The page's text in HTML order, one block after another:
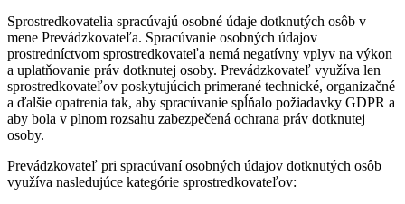
Sprostredkovatelia spracúvajú osobné údaje dotknutých osôb v
mene Prevádzkovateľa. Spracúvanie osobných údajov
prostredníctvom sprostredkovateľa nemá negatívny vplyv na výkon
a uplatňovanie práv dotknutej osoby. Prevádzkovateľ využíva len
sprostredkovateľov poskytujúcich primerané technické, organizačné
a ďalšie opatrenia tak, aby spracúvanie spĺňalo požiadavky GDPR a
aby bola v plnom rozsahu zabezpečená ochrana práv dotknutej
osoby.
Prevádzkovateľ pri spracúvaní osobných údajov dotknutých osôb
využíva nasledujúce kategórie sprostredkovateľov: